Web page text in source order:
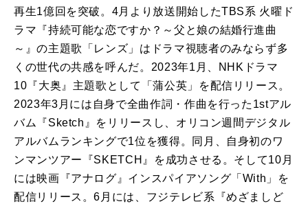
再生1億回を突破。 4月より放送開始したTBS系 火曜ド
ラマ『持続可能な恋ですか？～父と娘の結婚行進曲
～』の主題歌「レンズ」はドラマ視聴者のみならず多
くの世代の共感を呼んだ。 2023年1 月、 NHK ドラマ
10 『大奥』主題歌として「蒲公英」を配信リリース。
2023年3 月には自身で全曲作詞・作曲を行った 1stアル
バム『Sketch 』をリリースし、オリコン週間デジタル
アルバムランキングで1位を獲得。同月、自身初のワ
ンマンツアー『SKETCH 』を成功させる。そして10 月
には映画『アナログ』インスパイアソング「 With 」を
配信リリース。6 月には、フジテレビ系『めざましど